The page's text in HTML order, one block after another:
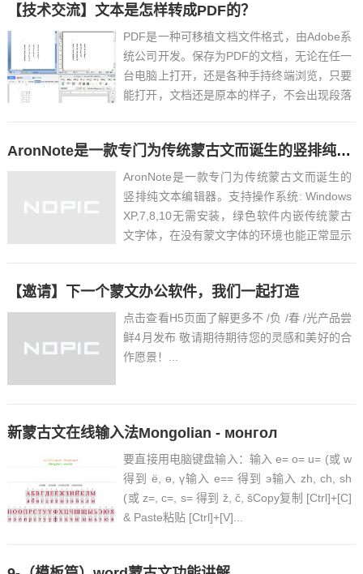
成。Onon...
【技术交流】文本是怎样转成PDF的？
PDF是一种可移植文档文件格式，由Adobe系
统公司开发。保存为PDF的文档，无论在任一
台电脑上打开，还是各种手持终端浏览，只要
能打开，文档还是原本的样子，不会出现段落
体，其它设备即使没有安装这个字体，文字显
示都...
AronNote是一款专门为传统蒙古文而诞生的竖排纯文本编辑器。
AronNote是一款专门为传统蒙古文而诞生的
竖排纯文本编辑器。支持操作系统: Windows
XP,7,8,10无需安装，绿色软件内嵌传统蒙古
文字体，在没有蒙文字体的环境也能正常显示
【邀请】下一个蒙文办公软件，我们一起打造
点击查看H5页面了解更多不 /负 /春 /光产品尝
鲜4月发布 敬请期待期待您的灵感和美好的合
作愿景！...
新蒙古文在线输入法Mongolian - монгол
要直接用电脑键盘输入：输入 e= o= u= (或 w
得到 ё, ө, ү输入 e== 得到 э输入 zh, ch, sh
(或 z=, c=, s= 得到 ž, č, šCopy复制 [Ctrl]+[C]
& Paste粘贴 [Ctrl]+[V]...